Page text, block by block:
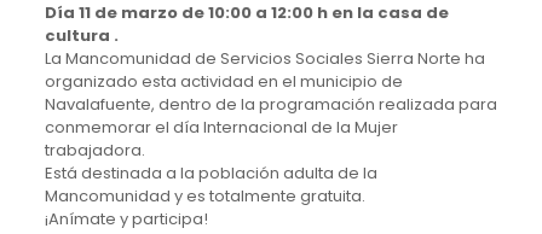
Día 11 de marzo de 10:00 a 12:00 h en la casa de
cultura .
La Mancomunidad de Servicios Sociales Sierra Norte ha
organizado esta actividad en el municipio de
Navalafuente, dentro de la programación realizada para
conmemorar el día Internacional de la Mujer
trabajadora.
Está destinada a la población adulta de la
Mancomunidad y es totalmente gratuita.
¡Anímate y participa!